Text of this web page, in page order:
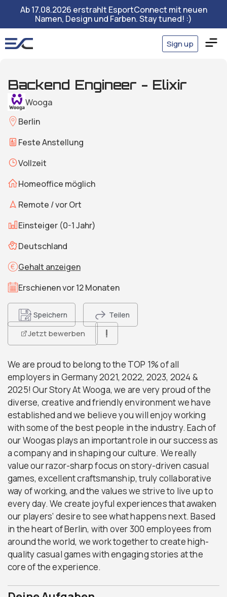
Ab 17.08.2026 erstrahlt EsportConnect mit neuen
Namen, Design und Farben. Stay tuned! :)
Sign up
Backend Engineer - Elixir
Wooga
Berlin
Feste Anstellung
Vollzeit
Homeoffice möglich
Remote / vor Ort
Einsteiger (0-1 Jahr)
Deutschland
Gehalt anzeigen
Erschienen vor 12 Monaten
Speichern Teilen
Jetzt bewerben
We are proud to belong to the TOP 1% of all
employers in Germany 2021, 2022, 2023, 2024 &
2025! Our Story At Wooga, we are very proud of the
diverse, creative and friendly environment we have
established and we believe you will enjoy working
with some of the best people in the industry. Each of
our Woogas plays an important role in our success as
a company and in shaping our culture. We really
value our razor-sharp focus on story-driven casual
games, excellent craftsmanship, truly collaborative
way of working, and the values we strive to live up to
every day. We create joyful experiences that awaken
our players‘ desire to see what happens next. Based
in the heart of Berlin, with over 300 employees from
around the world, we work together to create high-
quality casual games with engaging stories at the
core of the experience.